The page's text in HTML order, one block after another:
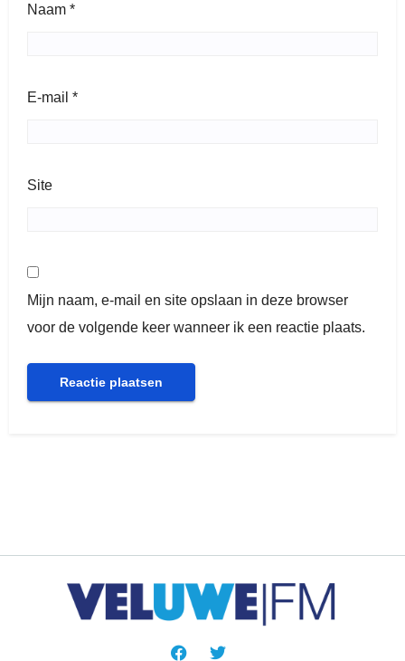
Naam *
E-mail *
Site
Mijn naam, e-mail en site opslaan in deze browser
voor de volgende keer wanneer ik een reactie plaats.